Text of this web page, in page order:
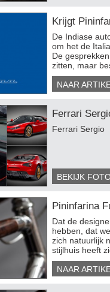
​Krijgt
De Indiase
om het de
De
zitten, maar
NAAR
Ferrari
Ferrari Sergio
BEKIJK
Pininfarina
​Dat de
hebben, dat
zich natuurlijk
stijlhuis heeft
NAAR